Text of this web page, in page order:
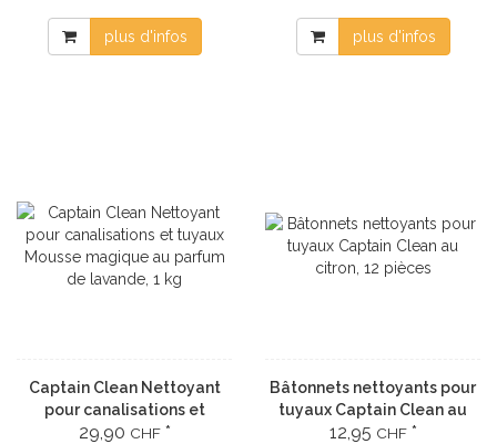
plus d'infos plus d'infos
Captain Clean Nettoyant
pour canalisations et
tuyaux Mousse magique au
29,90 CHF*
Bâtonnets nettoyants pour
tuyaux Captain Clean au
citron, 12 pièces
12,95 CHF*